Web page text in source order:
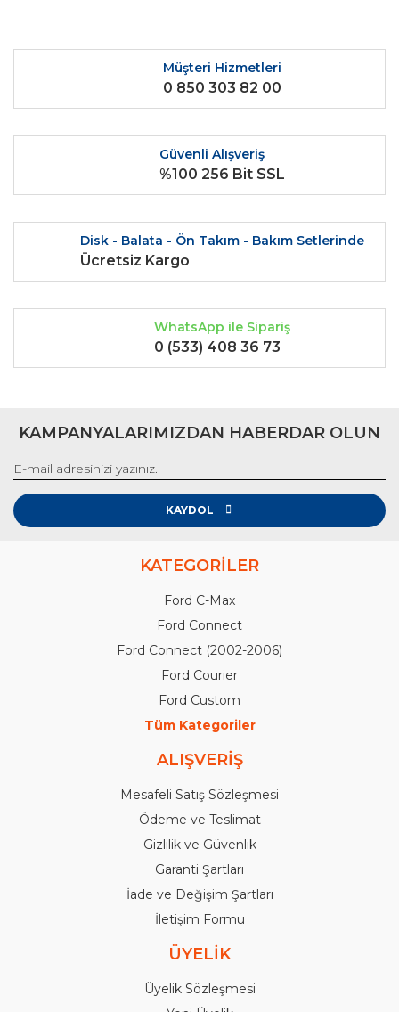
Müşteri Hizmetleri
0 850 303 82 00
Güvenli Alışveriş
%100 256 Bit SSL
Disk - Balata - Ön Takım - Bakım Setlerinde
Ücretsiz Kargo
WhatsApp ile Sipariş
0 (533) 408 36 73
KAMPANYALARIMIZDAN HABERDAR OLUN
KAYDOL
KATEGORİLER
Ford C-Max
Ford Connect
Ford Connect (2002-2006)
Ford Courier
Ford Custom
Tüm Kategoriler
ALIŞVERİŞ
Mesafeli Satış Sözleşmesi
Ödeme ve Teslimat
Gizlilik ve Güvenlik
Garanti Şartları
İade ve Değişim Şartları
İletişim Formu
ÜYELİK
Üyelik Sözleşmesi